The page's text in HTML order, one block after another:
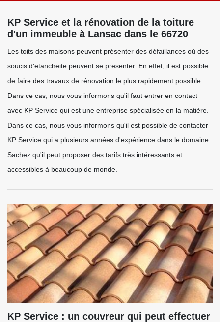
KP Service et la rénovation de la toiture
d'un immeuble à Lansac dans le 66720
Les toits des maisons peuvent présenter des défaillances où des
soucis d'étanchéité peuvent se présenter. En effet, il est possible
de faire des travaux de rénovation le plus rapidement possible.
Dans ce cas, nous vous informons qu'il faut entrer en contact
avec KP Service qui est une entreprise spécialisée en la matière.
Dans ce cas, nous vous informons qu'il est possible de contacter
KP Service qui a plusieurs années d'expérience dans le domaine.
Sachez qu'il peut proposer des tarifs très intéressants et
accessibles à beaucoup de monde.
KP Service : un couvreur qui peut effectuer